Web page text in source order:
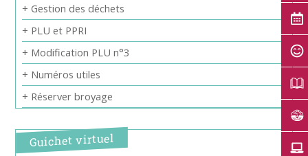
+ Gestion des déchets
+ PLU et PPRI
+ Modification PLU n°3
+ Numéros utiles
+ Réserver broyage
Guichet virtuel